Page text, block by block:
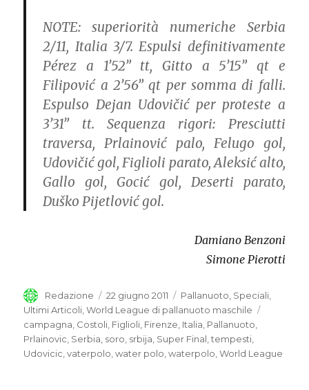
NOTE: superiorità numeriche Serbia
2/11, Italia 3/7. Espulsi definitivamente
Pérez a 1’52” tt, Gitto a 5’15” qt e
Filipović a 2’56” qt per somma di falli.
Espulso Dejan Udovičić per proteste a
3’31” tt. Sequenza rigori: Presciutti
traversa, Prlainović palo, Felugo gol,
Udovičić gol, Figlioli parato, Aleksić alto,
Gallo gol, Gocić gol, Deserti parato,
Duško Pijetlović gol.
Damiano Benzoni
Simone Pierotti
Autore
Redazione
Pubblicato
il
22 giugno 2011 Categorie
Pallanuoto Speciali
Ultimi Articoli ,World League di pallanuoto maschile
campagna Costoli Figlioli Firenze Italia Pallanuoto
Prlainovic Serbia soro srbija Super Final ,tempesti
Udovicic ,vaterpolo ,water polo ,waterpolo ,World League